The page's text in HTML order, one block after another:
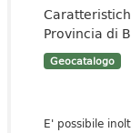
Provincia di
Geocatalogo
E' possibile